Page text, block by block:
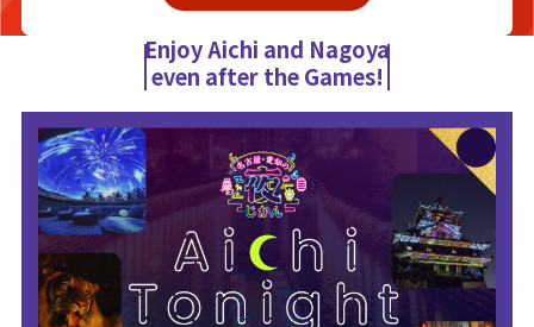
Enjoy Aichi and Nagoya
even after the Games!